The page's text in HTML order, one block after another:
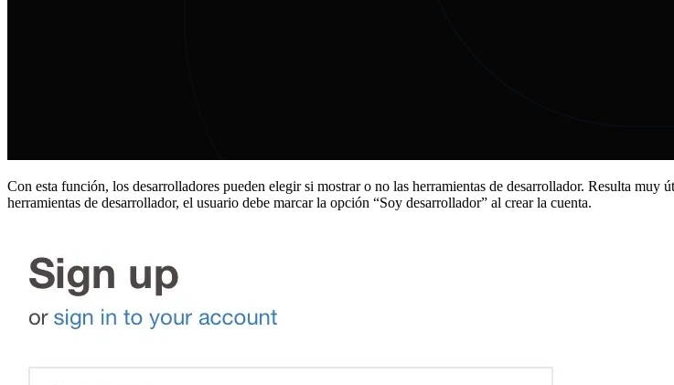
Con esta función, los desarrolladores pueden elegir si mostrar o no las herramientas de desarrollador. Resulta
herramientas de desarrollador, el usuario debe marcar la opción “Soy desarrollador” al crear la cuenta.